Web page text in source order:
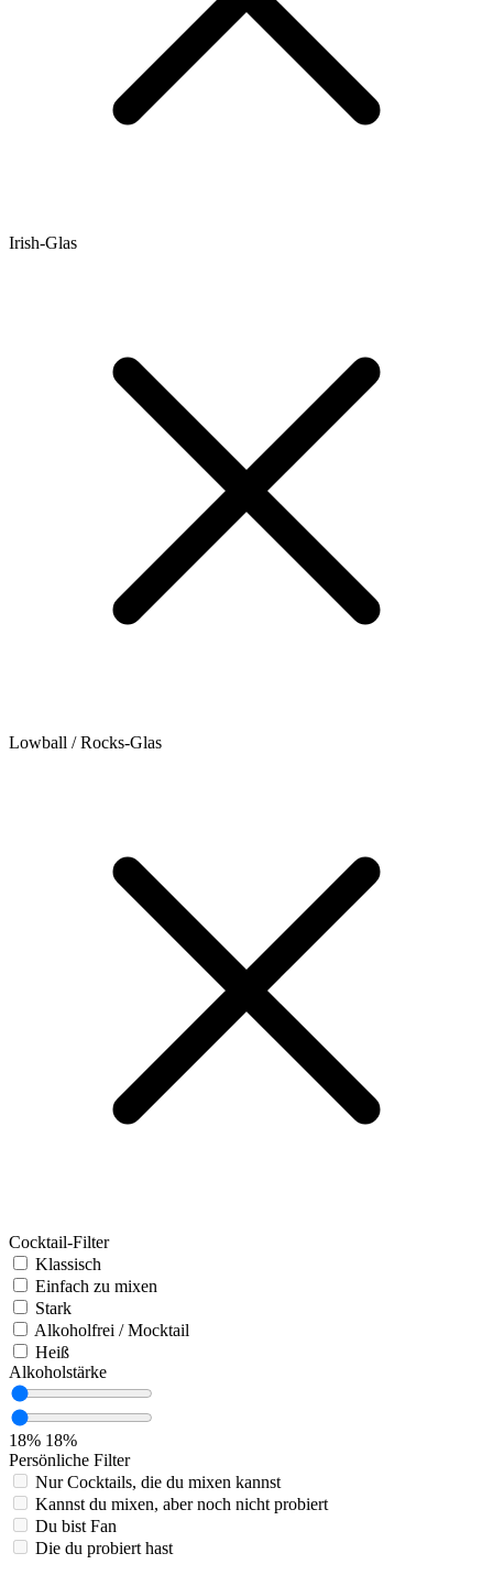
Irish-Glas
Lowball / Rocks-Glas
Cocktail-Filter
Klassisch
Einfach zu mixen
Stark
Alkoholfrei / Mocktail
Heiß
Alkoholstärke
18% 18%
Persönliche Filter
Nur Cocktails, die du mixen kannst
Kannst du mixen, aber noch nicht probiert
Du bist Fan
Die du probiert hast